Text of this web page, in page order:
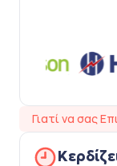
Γιατί να σας